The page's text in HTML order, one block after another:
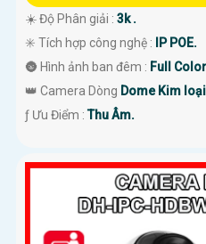
☀️ Độ Phân giải : 3k .
✳️ Tích hợp công nghệ : IP POE.
🌚 Hình ảnh ban đêm : Full
👑 Camera Dòng Dome Kim
️ƒ Ưu Điểm :Thu Âm.